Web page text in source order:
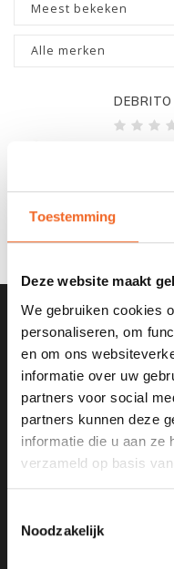
Toestemming
Deze website maakt
We gebruiken cookies
personaliseren, om
en om ons
informatie over uw
partners voor social
partners kunnen deze
informatie die u aan ze
verzameld op basis
Noodzakelijk
Meest bekeken
Alle merken
DEBRITO
€75,00